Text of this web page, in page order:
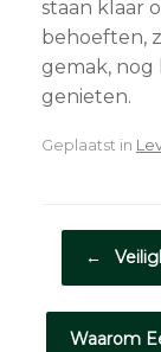
staan klaar
behoeften,
gemak,
genieten.
Geplaatst in
←
Waarom